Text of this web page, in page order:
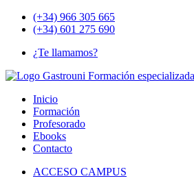
(+34) 966 305 665
(+34) 601 275 690
¿Te llamamos?
Inicio
Formación
Profesorado
Ebooks
Contacto
ACCESO CAMPUS